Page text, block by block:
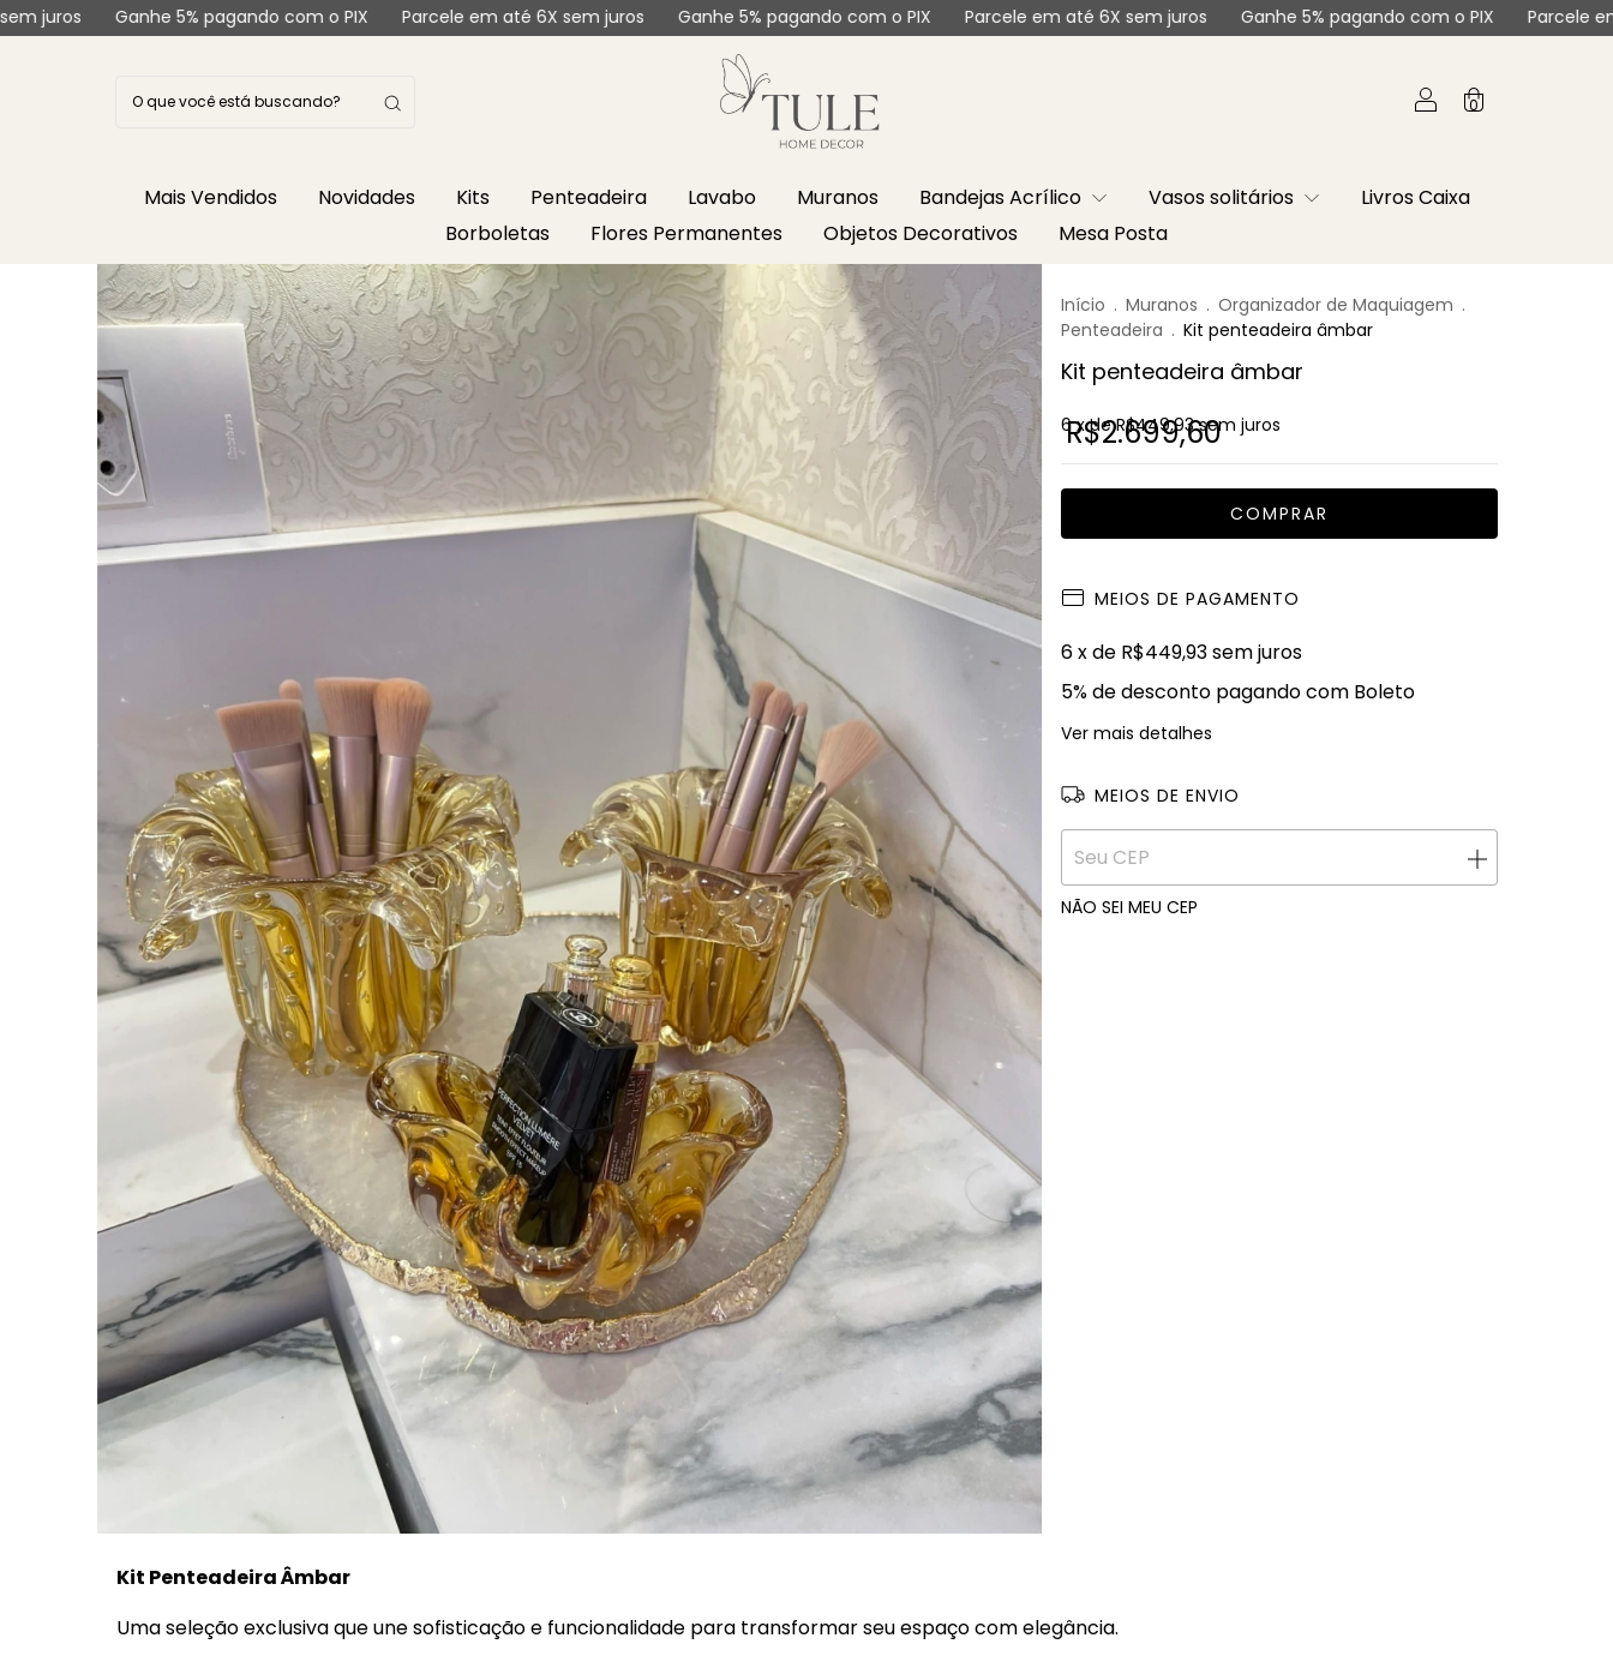
Ganhe 5% pagando com o PIX Parcele em até 6X sem juros Ganhe 5% pagando com o PIX Parcele em até 6X sem juros Ganhe 5% pagando com o PIX Parcele em até 6X
0
Mais Vendidos Novidades Kits Penteadeira Lavabo Muranos Bandejas Acrílico Vasos solitários
Livros Caixa
Borboletas
Flores Permanentes Objetos Decorativos Mesa Posta
Início . Muranos . Organizador de Maquiagem .
Penteadeira . Kit penteadeira âmbar
Kit penteadeira âmbar
R$2.699,60
6 x deR$449,93 sem juros
MEIOS DE PAGAMENTO
6x de R$449,93sem juros
5% de desconto pagando com Boleto
Ver mais detalhes
MEIOS DE ENVIO
Entregas para o CEP:
ALTERAR CEP
NÃO SEI MEU CEP
Kit Penteadeira Âmbar
Uma seleção exclusiva que une sofisticação e funcionalidade para transformar seu espaço com elegância.